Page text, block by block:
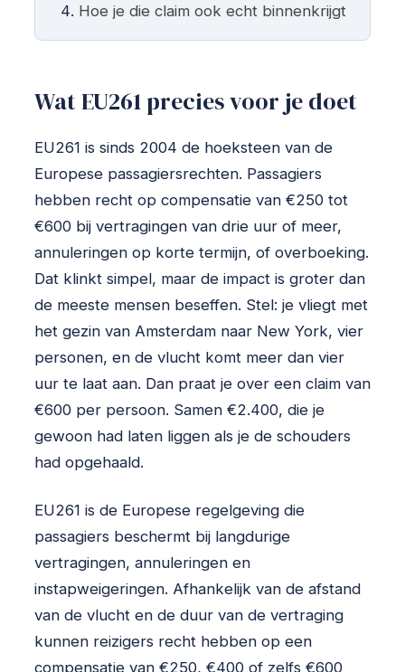
Hoe je die claim ook echt binnenkrijgt
Wat EU261 precies voor je doet
EU261 is sinds 2004 de hoeksteen van de
Europese passagiersrechten. Passagiers
hebben recht op compensatie van €250 tot
€600 bij vertragingen van drie uur of meer,
annuleringen op korte termijn, of overboeking.
Dat klinkt simpel, maar de impact is groter dan
de meeste mensen beseffen. Stel: je vliegt met
het gezin van Amsterdam naar New York, vier
personen, en de vlucht komt meer dan vier
uur te laat aan. Dan praat je over een claim van
€600 per persoon. Samen €2.400, die je
gewoon had laten liggen als je de schouders
had opgehaald.
EU261 is de Europese regelgeving die
passagiers beschermt bij langdurige
vertragingen, annuleringen en
instapweigeringen. Afhankelijk van de afstand
van de vlucht en de duur van de vertraging
kunnen reizigers recht hebben op een
compensatie van €250, €400 of zelfs €600